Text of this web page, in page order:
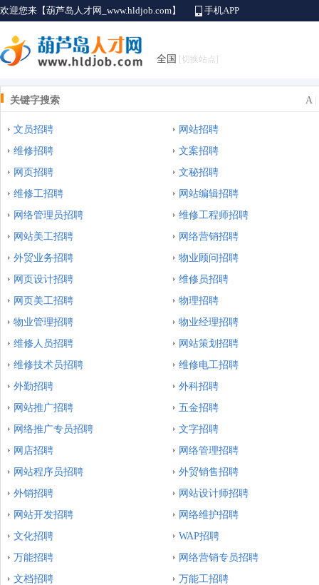
欢迎您来【葫芦岛人才网_www.hldjob.com】 手机APP
全国 [切换站点]
关键字搜索 A|
文员招聘
网站招聘
维修招聘
文案招聘
网页招聘
文秘招聘
维修工招聘
网站编辑招聘
网络管理员招聘
维修工程师招聘
网站美工招聘
网络营销招聘
外贸业务招聘
物业顾问招聘
网页设计招聘
维修员招聘
网页美工招聘
物理招聘
物业管理招聘
物业经理招聘
维修人员招聘
网站策划招聘
维修技术员招聘
维修电工招聘
外勤招聘
外科招聘
网站推广招聘
五金招聘
网络推广专员招聘
文字招聘
网店招聘
网络管理招聘
网站程序员招聘
外贸销售招聘
外销招聘
网站设计师招聘
网站开发招聘
网络维护招聘
文化招聘
WAP招聘
万能招聘
网络营销专员招聘
文档招聘
万能工招聘